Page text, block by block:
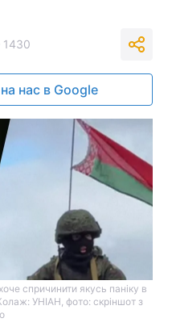
1430
нас в Google
спричинити якусь паніку в
УНІАН, фото: скріншот з